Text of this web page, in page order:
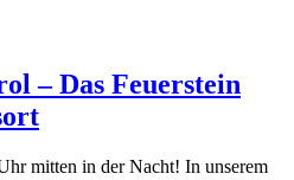
– Das Feuerstein
mitten in der Nacht! In unserem